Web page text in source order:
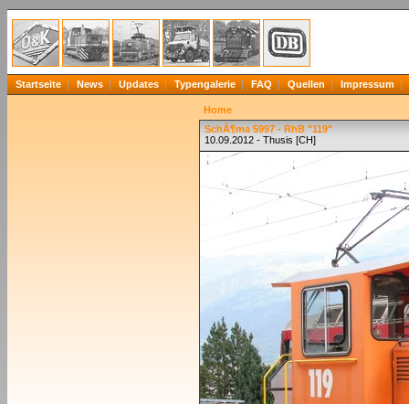
Startseite News Updates Typengalerie FAQ Quellen Impressum
Home
SchÃ¶ma 5997 - RhB "119"
10.09.2012 - Thusis [CH]